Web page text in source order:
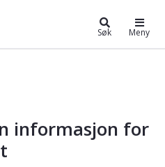
Søk Meny
informasjon for